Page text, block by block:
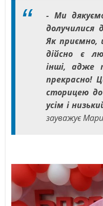
- Ми
долучилися
Як приємно,
дійсно є
інші, адже
прекрасно!
сторицею
усім і
зауважує